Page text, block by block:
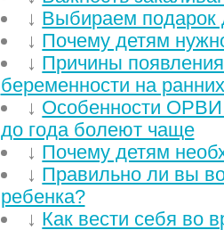
↓ Выбираем
↓ Почему детям
↓ Причины
беременности на
↓ Особенности ОРВИ
до года болеют чаще
↓ Почему детям
↓ Правильно ли вы
ребенка?
↓ Как вести себя во